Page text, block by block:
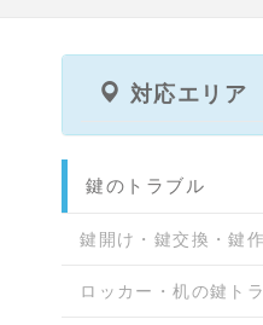
対応エリア
鍵のトラブル
鍵開け・鍵交換・鍵
ロッカー・机の鍵ト